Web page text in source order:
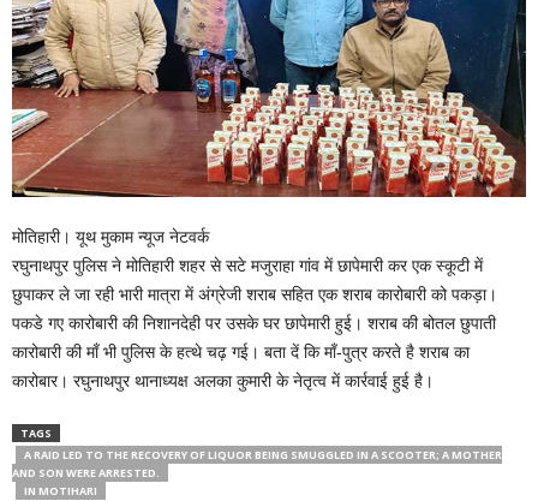
मोतिहारी। यूथ मुकाम न्यूज नेटवर्क
रघुनाथपुर पुलिस ने मोतिहारी शहर से सटे मजुराहा गांव में छापेमारी कर एक स्कूटी में
छुपाकर ले जा रही भारी मात्रा में अंग्रेजी शराब सहित एक शराब कारोबारी को पकड़ा।
पकडे गए कारोबारी की निशानदेही पर उसके घर छापेमारी हुई। शराब की बोतल छुपाती
कारोबारी की माँ भी पुलिस के हत्थे चढ़ गई। बता दें कि माँ-पुत्र करते है शराब का
कारोबार। रघुनाथपुर थानाध्यक्ष अलका कुमारी के नेतृत्व में कार्रवाई हुई है।
TAGS
A RAID LED TO THE RECOVERY OF LIQUOR BEING SMUGGLED IN A SCOOTER; A MOTHER
AND SON WERE ARRESTED.
IN MOTIHARI